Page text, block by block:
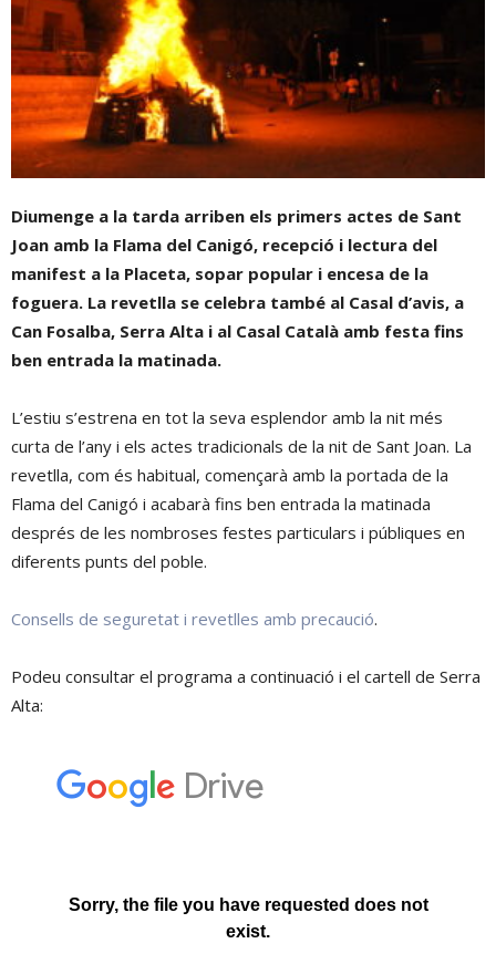
Diumenge a la tarda arriben els primers actes de Sant
Joan amb la Flama del Canigó, recepció i lectura del
manifest a la Placeta, sopar popular i encesa de la
foguera. La revetlla se celebra també al Casal d’avis, a
Can Fosalba, Serra Alta i al Casal Català amb festa fins
ben entrada la matinada.
L’estiu s’estrena en tot la seva esplendor amb la nit més
curta de l’any i els actes tradicionals de la nit de Sant Joan. La
revetlla, com és habitual, començarà amb la portada de la
Flama del Canigó i acabarà fins ben entrada la matinada
després de les nombroses festes particulars i públiques en
diferents punts del poble.
Consells de seguretat i revetlles amb precaució.
Podeu consultar el programa a continuació i el cartell de Serra
Alta: